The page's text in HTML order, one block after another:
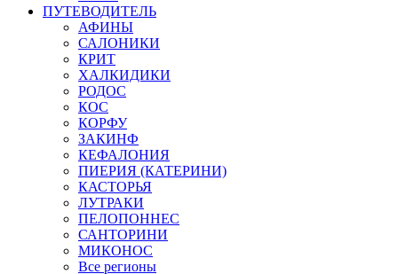
ПУТЕВОДИТЕЛЬ
АФИНЫ
САЛОНИКИ
КРИТ
ХАЛКИДИКИ
РОДОС
КОС
КОРФУ
ЗАКИНФ
КЕФАЛОНИЯ
ПИЕРИЯ (КАТЕРИНИ)
КАСТОРЬЯ
ЛУТРАКИ
ПЕЛОПОННЕС
САНТОРИНИ
МИКОНОС
Все регионы